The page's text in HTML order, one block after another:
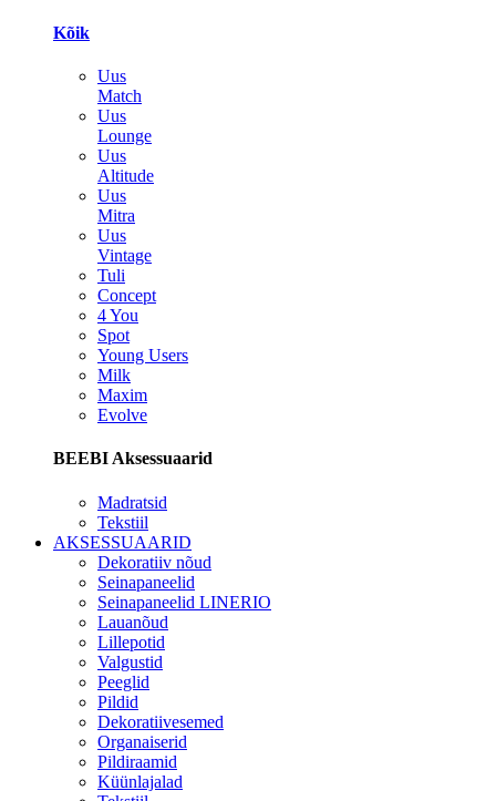
Kõik
Uus
Match
Uus
Lounge
Uus
Altitude
Uus
Mitra
Uus
Vintage
Tuli
Concept
4 You
Spot
Young Users
Milk
Maxim
Evolve
BEEBI Aksessuaarid
Madratsid
Tekstiil
AKSESSUAARID
Dekoratiiv nõud
Seinapaneelid
Seinapaneelid LINERIO
Lauanõud
Lillepotid
Valgustid
Peeglid
Pildid
Dekoratiivesemed
Organaiserid
Pildiraamid
Küünlajalad